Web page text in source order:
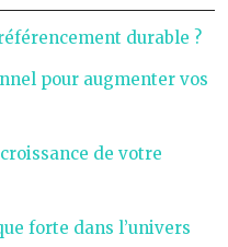
durable ?
pour augmenter vos
de votre
forte dans l’univers